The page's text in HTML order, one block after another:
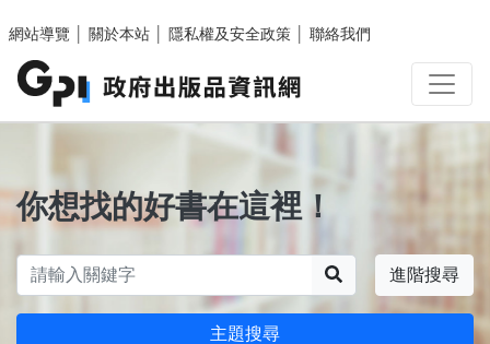
網站導覽
關於本站 隱私權及安全政策 聯絡我們
你想找的好書在這裡！
進階搜尋
主題搜尋